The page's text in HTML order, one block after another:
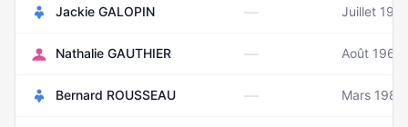
Jackie GALOPIN — Juillet
Nathalie GAUTHIER — Août 1969
Bernard ROUSSEAU — Mars 1988